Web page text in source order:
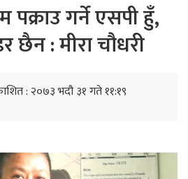
गर्ने एसपी हुँ,
: मीरा चौधरी
: २०७३ भदौ ३१ गते ११:१९